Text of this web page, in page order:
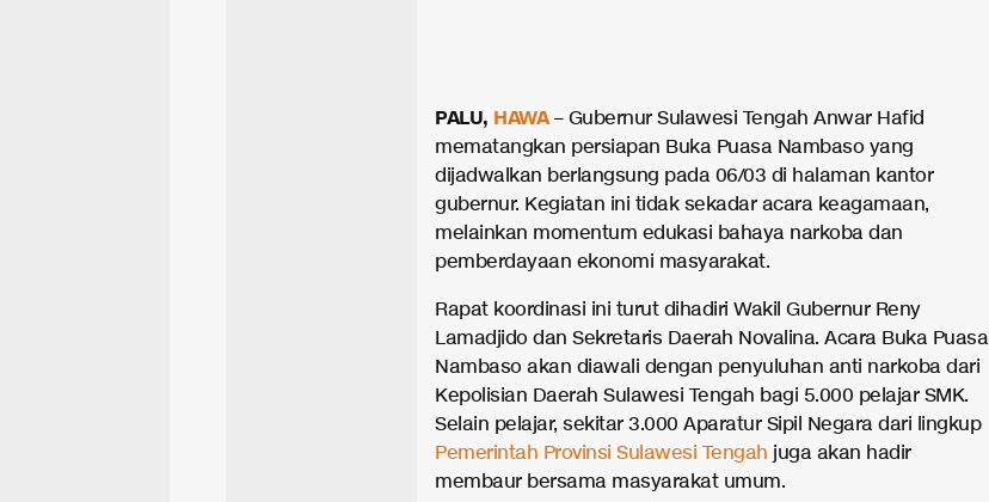
PALU, HAWA– Gubernur Sulawesi Tengah Anwar Hafid
mematangkan persiapan Buka Puasa Nambaso yang
dijadwalkan berlangsung pada 06/03 di halaman kantor
gubernur. Kegiatan ini tidak sekadar acara keagamaan,
melainkan momentum edukasi bahaya narkoba dan
pemberdayaan ekonomi masyarakat.
Rapat koordinasi ini turut dihadiri Wakil Gubernur Reny
Lamadjido dan Sekretaris Daerah Novalina. Acara Buka Puasa
Nambaso akan diawali dengan penyuluhan anti narkoba dari
Kepolisian Daerah Sulawesi Tengah bagi 5.000 pelajar SMK.
Selain pelajar, sekitar 3.000 Aparatur Sipil Negara dari lingkup
Pemerintah Provinsi Sulawesi Tengah juga akan hadir
membaur bersama masyarakat umum.